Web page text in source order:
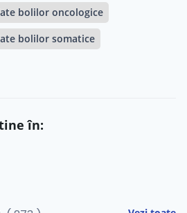
bolilor oncologice
bolilor somatice
în: